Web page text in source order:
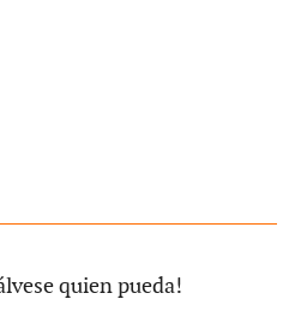
quien pueda!